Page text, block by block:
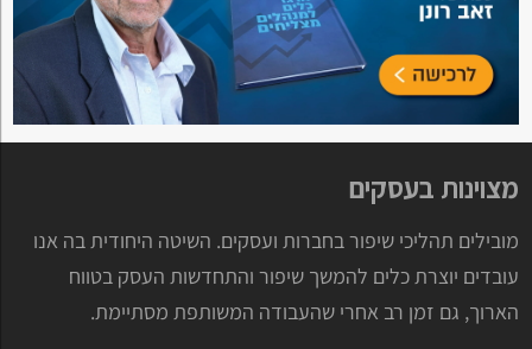
מצוינות בעסקים
מובילים תהליכי שיפור בחברות ועסקים. השיטה היחודית בה אנו
עובדים יוצרת כלים להמשך שיפור והתחדשות העסק בטווח
הארוך, גם זמן רב אחרי שהעבודה המשותפת מסתיימת.